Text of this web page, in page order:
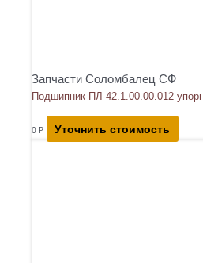
Запчасти Соломбалец СФ
Подшипник ПЛ-42.1.00.00.012
0 ₽ Уточнить стоимость